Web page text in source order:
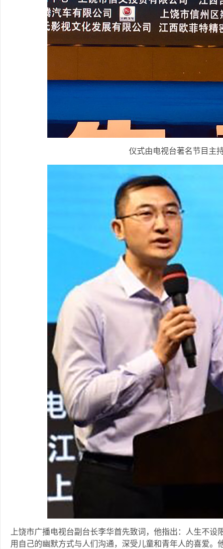
仪式由电视台著名节目主
上饶市广播电视台副台长李华首先致词，他指出：人生不设
用自己的幽默方式与人们沟通，深受儿童和青年人的喜爱。